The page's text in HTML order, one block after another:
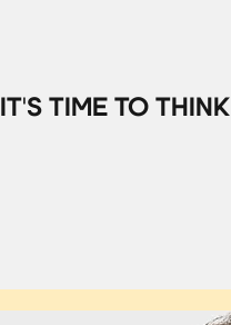
IT'S TIME TO THINK